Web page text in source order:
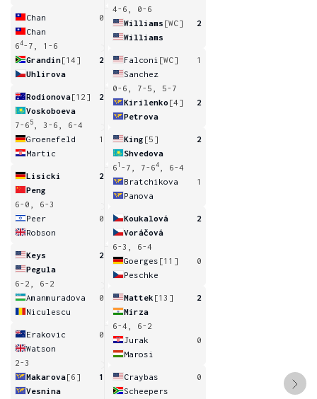
Chan
0
Chan
64-7, 1-6
Grandin[14]
2
Uhlirova
Rodionova[12]
2
Voskoboeva
7-6 5
, 3-6, 6-4
Groenefeld
1
Martic
Lisicki
2
Peng
6-0, 6-3
Peer
0
Robson
Keys
2
Pegula
6-2, 6-2
Amanmuradova
0
Niculescu
Erakovic
0
Watson
2-3
Makarova[6]
1
Vesnina
4-6, 0-6
Williams [WC]
2
Williams
Falconi [WC]
1
Sanchez
0-6, 7-5, 5-7
Kirilenko [4]
2
Petrova
King [5]
2
Shvedova
6 1 -7, 7-64
, 6-4
Bratchikova
1
Panova
Koukalová
2
Voráčová
6-3, 6-4
Goerges [11]
0
Peschke
Mattek [13]
2
Mirza
6-4, 6-2
Jurak
0
Marosi
Craybas
0
Scheepers